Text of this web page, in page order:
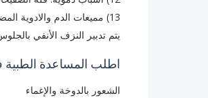
13) مميعات الدم والادوية المضادة لتجمع الصفيحات (الكلوبيدوغريل ، الأسبرين )
يتم تدبير النزف الأنفي
اطلب المساعدة الطبية
الشعور بالدوخة والإغماء